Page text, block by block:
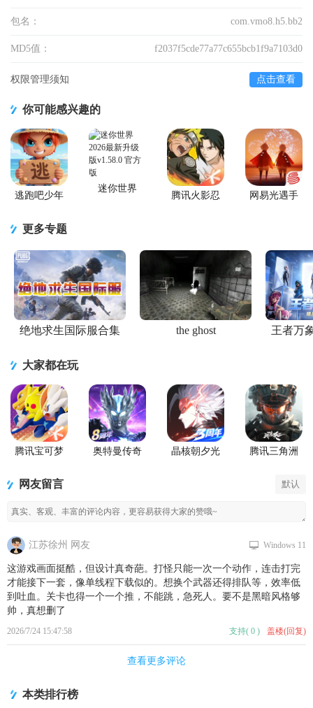
包名： com.vmo8.h5.bb2
MD5值： f2037f5cde77a77c655bcb1f9a7103d0
权限管理须知 点击查看
你可能感兴趣的
逃跑吧少年
迷你世界
腾讯火影忍
网易光遇手
更多专题
绝地求生国际服合集 the ghost 王者万
大家都在玩
腾讯宝可梦
奥特曼传奇
晶核朝夕光
腾讯三角洲
网友留言 默认
江苏徐州 网友
2026/7/24 15:47:58
这游戏画面挺酷，但设计真奇葩。打怪只能一次一个动作，连击打完
才能接下一套，像单线程下载似的。想换个武器还得排队等，效率低
到吐血。关卡也得一个一个推，不能跳，急死人。要不是黑暗风格够
帅，真想删了
Windows 11
支持( 0 ) 盖楼(回复)
查看更多评论
本类排行榜